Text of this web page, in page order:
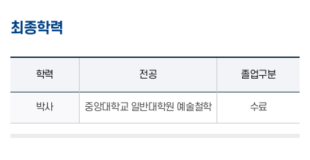
최종학력
학력 전공 졸업구분
박사 중앙대학교 일반대학원 예술철학 수료